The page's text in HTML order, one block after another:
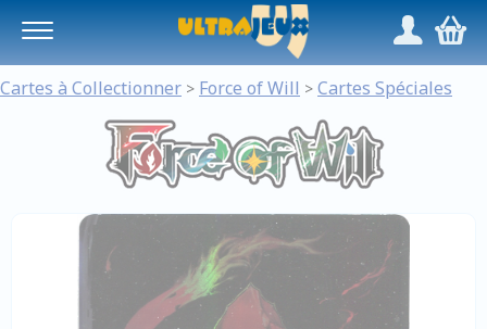
/,
Cartes à Collectionner > Force of Will > Cartes Spéciales